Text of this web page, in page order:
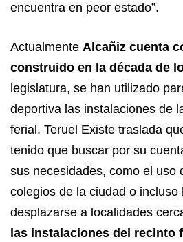
encuentra en peor estado”.
Actualmente Alcañiz cuenta
construido en la década de
legislatura, se han utilizado
deportiva las instalaciones de
ferial. Teruel Existe traslada
tenido que buscar por su
sus necesidades, como el uso
colegios de la ciudad o incluso
desplazarse a localidades
las instalaciones del recinto